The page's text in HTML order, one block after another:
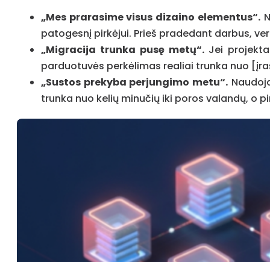
„Mes prarasime visus dizaino elementus“.
patogesnį pirkėjui. Prieš pradedant darbus,
„Migracija trunka pusę metų“.Jei
parduotuvės perkėlimas realiai trunka nuo
„Sustos prekyba perjungimo metu“.
trunka nuo kelių minučių iki poros valandų, o